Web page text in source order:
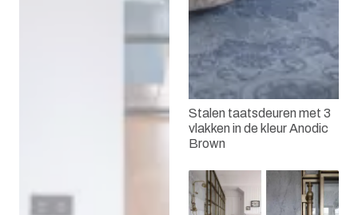
Stalen taatsdeuren met 3
vlakken in de kleur Anodic
Brown